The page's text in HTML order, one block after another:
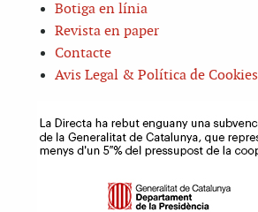
Botiga en línia
Revista en paper
Contacte
Avis Legal & Política de Cookies